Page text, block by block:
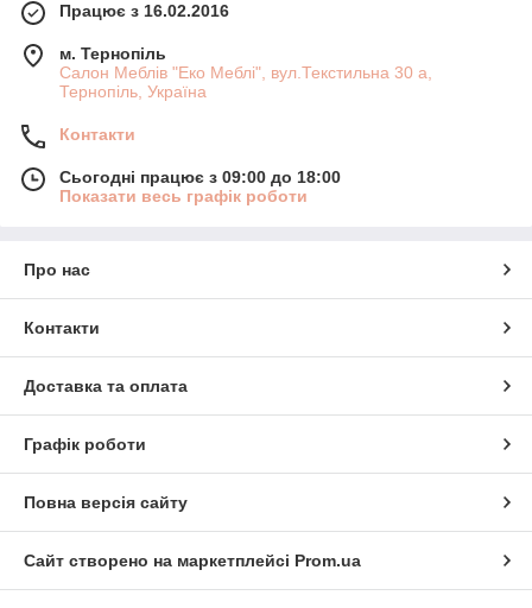
Працює з 16.02.2016
м. Тернопіль
Салон Меблів "Еко Меблі", вул.Текстильна 30 а,
Тернопіль, Україна
Контакти
Сьогодні працює з 09:00 до 18:00
Показати весь графік роботи
Про нас
Контакти
Доставка та оплата
Графік роботи
Повна версія сайту
Сайт створено на маркетплейсі Prom.ua